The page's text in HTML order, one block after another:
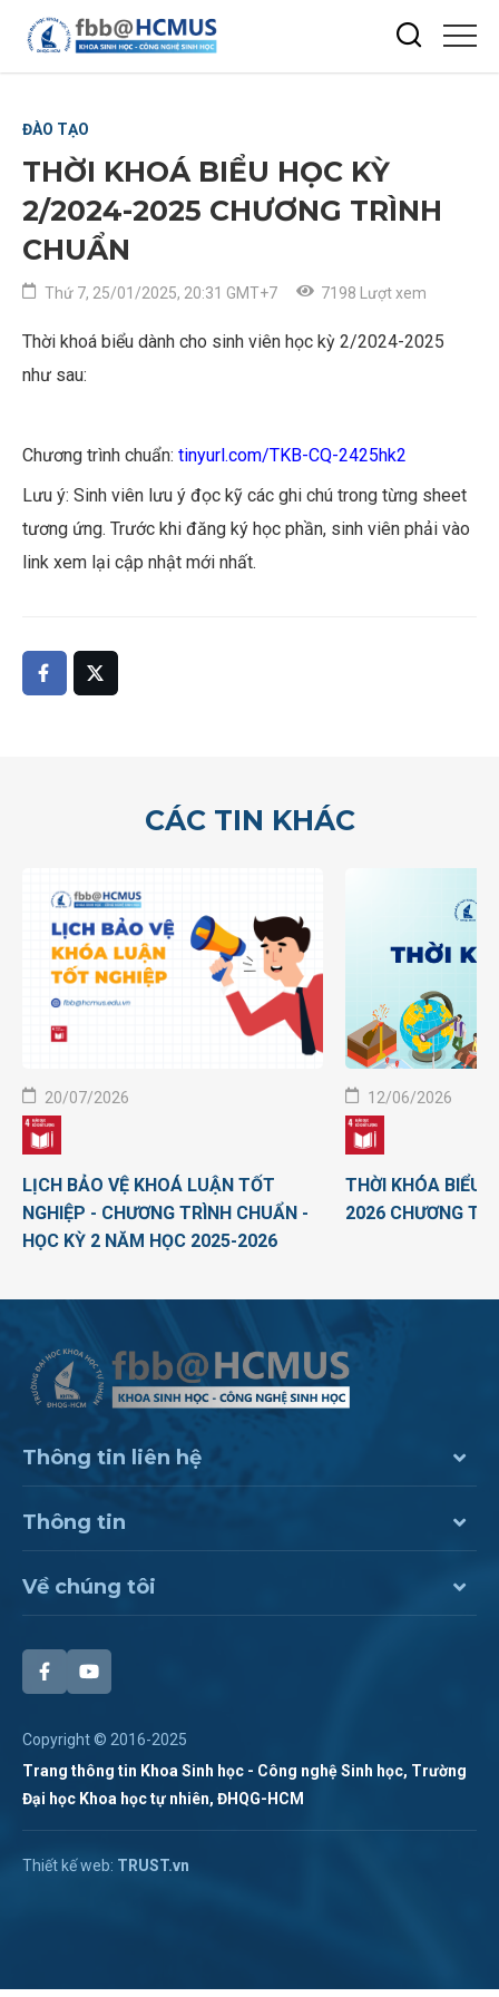
ĐÀO TẠO
THỜI KHOÁ BIỂU HỌC KỲ
2/2024-2025 CHƯƠNG TRÌNH
CHUẨN
Thứ 7, 25/01/2025, 20:31 GMT+7 7198 Lượt xem
Thời khoá biểu dành cho sinh viên học kỳ 2/2024-2025
như sau:
Chương trình chuẩn: tinyurl.com/TKB-CQ-2425hk2
Lưu ý: Sinh viên lưu ý đọc kỹ các ghi chú trong từng sheet
tương ứng. Trước khi đăng ký học phần, sinh viên phải vào
link xem lại cập nhật mới nhất.
CÁC TIN KHÁC
20/07/2026
LỊCH BẢO VỆ KHOÁ LUẬN TỐT
NGHIỆP - CHƯƠNG TRÌNH CHUẨN -
HỌC KỲ 2 NĂM HỌC 2025-2026
12/06/2026
THỜI KHÓA BIỂU
2026 CHƯƠNG
Thông tin liên hệ
Thông tin
Về chúng tôi
Copyright © 2016-2025
Trang thông tin Khoa Sinh học - Công nghệ Sinh học, Trường
Đại học Khoa học tự nhiên, ĐHQG-HCM
Thiết kế web: TRUST.vnHotline:
Chat Zalo